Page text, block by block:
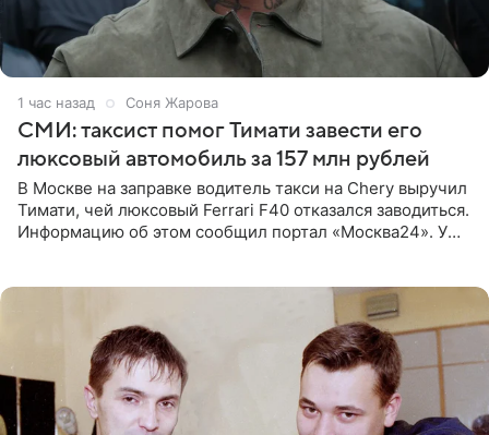
1 час назад Соня Жарова
СМИ: таксист помог Тимати завести его
люксовый автомобиль за 157 млн рублей
В Москве на заправке водитель такси на Chery выручил
Тимати, чей люксовый Ferrari F40 отказался заводиться.
Информацию об этом сообщил портал «Москва24». У